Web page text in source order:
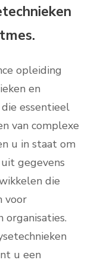
opleiding
en
essentieel
van complexe
u in staat om
gegevens
die
voor
u een